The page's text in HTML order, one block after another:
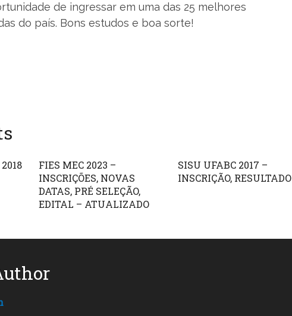
de ingressar em uma das 25 melhores
do país. Bons estudos e boa sorte!
FIES MEC 2023 –
INSCRIÇÕES, NOVAS
DATAS, PRÉ SELEÇÃO,
EDITAL – ATUALIZADO
SISU UFABC 2017 –
INSCRIÇÃO, RESULTADO